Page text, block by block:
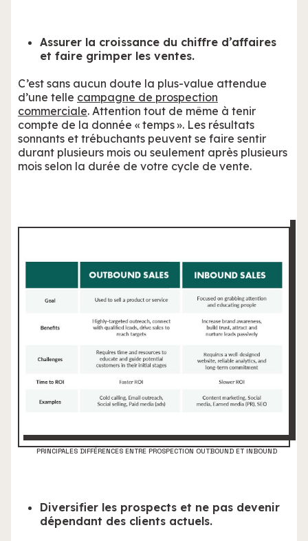
Assurer la croissance du chiffre d’affaires
et faire grimper les ventes.
C’est sans aucun doute la plus-value attendue
d’une telle campagne de prospection
commerciale. Attention tout de même à tenir
compte de la donnée « temps ». Les résultats
sonnants et trébuchants peuvent se faire sentir
durant plusieurs mois ou seulement après plusieurs
mois selon la durée de votre cycle de vente.
PRINCIPALES DIFFÉRENCES ENTRE PROSPECTION OUTBOUND ET INBOUND
Diversifier les prospects et ne pas devenir
dépendant des clients actuels.